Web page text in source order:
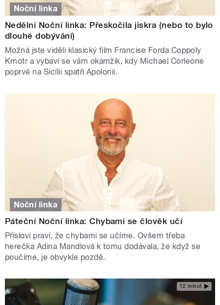
Noční linka
Nedělní Noční linka: Přeskočila jiskra (nebo to bylo
dlouhé dobývání)
Možná jste viděli klasický film Francise Forda Coppoly
Kmotr a vybaví se vám okamžik, kdy Michael Corleone
poprvé na Sicílii spatří Apolonii.
Noční linka
Páteční Noční linka: Chybami se člověk učí
Přísloví praví, že chybami se učíme. Ovšem třeba
herečka Adina Mandlová k tomu dodávala, že když se
poučíme, je obvykle pozdě.
12 minut